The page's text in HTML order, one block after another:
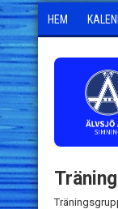
HEM